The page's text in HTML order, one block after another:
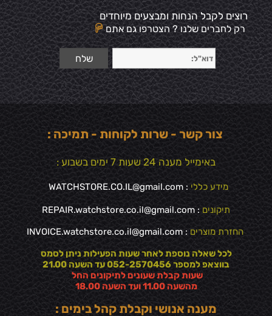
רוצים לקבל הנחות ומבצעים מיוחדים
רק לחברים שלנו ? הצטרפו גם אתם
צור קשר - שרות לקוחות - תמיכה :
באימייל מענה 24 שעות 7 ימים בשבוע :
מידע כללי :
WATCHSTORE.CO.IL@gmail.com
תיקונים : REPAIR.watchstore.co.il@gmail.com
החזרת מוצרים :
INVOICE.watchstore.co.il@gmail.com
לכל שאלה נוספת לאחר שעות הפעילות ניתן לסמס
בווצאפ למספר 052-2570456 עד השעה 21.00
שעות קבלת שעונים לתיקונים החל
מהשעה 11.00 ועד השעה 18.00
מענה אנושי וקבלת קהל בימים :